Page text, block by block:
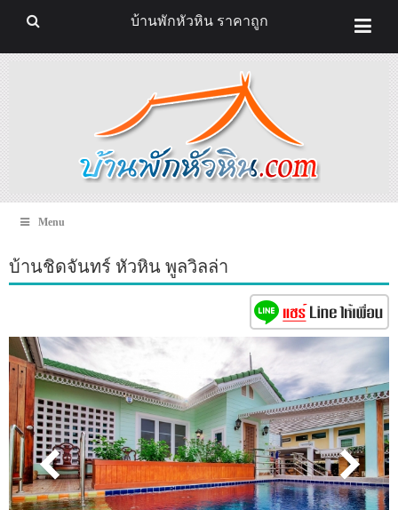
Menu
บ้านชิดจันทร์ หัวหิน พูลวิลล่า
บ้านพักหัวหิน ราคาถูก